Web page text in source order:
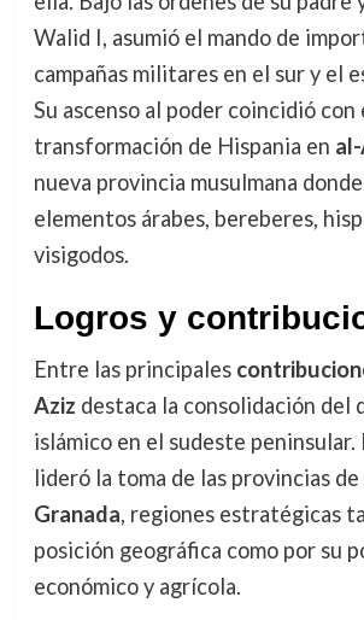
Walid I, asumió el mando de
campañas militares en el sur y el
Su ascenso al poder coincidió con
transformación de Hispania en
nueva provincia musulmana
elementos árabes, bereberes,
visigodos.
Logros y
Entre las principales
Aziz destaca la consolidación del
islámico en el sudeste peninsular.
lideró la toma de las provincias de
Granada, regiones estratégicas
posición geográfica como por su
económico y agrícola.